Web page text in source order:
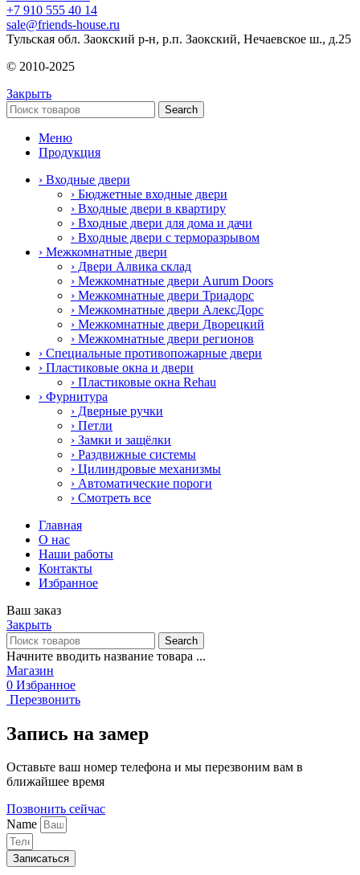
+7 910 555 40 14
sale@friends-house.ru
Тульская обл. Заокский р-н, р.п. Заокский, Нечаевское ш., д.25
© 2010-2025
Закрыть
Search
Меню
Продукция
› Входные двери
› Бюджетные входные двери
› Входные двери в квартиру
› Входные двери для дома и дачи
› Входные двери с терморазрывом
› Межкомнатные двери
› Двери Алвика склад
› Межкомнатные двери Aurum Doors
› Межкомнатные двери Триадорс
› Межкомнатные двери АлексДорс
› Межкомнатные двери Дворецкий
› Межкомнатные двери регионов
› Специальные противопожарные двери
› Пластиковые окна и двери
› Пластиковые окна Rehau
› Фурнитура
› Дверные ручки
› Петли
› Замки и защёлки
› Раздвижные системы
› Цилиндровые механизмы
› Автоматические пороги
› Смотреть все
Главная
О нас
Наши работы
Контакты
Избранное
Ваш заказ
Закрыть
Search
Начните вводить название товара ...
Магазин
0 Избранное
Перезвонить
Запись на замер
Оставьте ваш номер телефона и мы перезвоним вам в
ближайшее время
Позвонить сейчас
Name
Записаться